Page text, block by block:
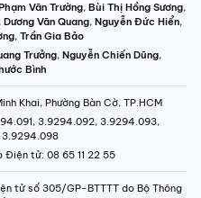
Văn Trường, Bùi Thị Hồng Sương,
, Dương Văn Quang, Nguyễn Đức Hiển,
, Trần Gia Bảo
Trưởng, Nguyễn Chiến Dũng,
Bình
Khai, Phường Bàn Cờ, TP.HCM
3.9294.092, 3.9294.093,
Điện tử: 08 65 11 22 55
tử số 305/GP-BTTTT do Bộ Thông